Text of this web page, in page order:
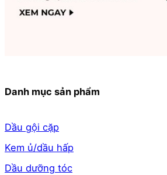
Danh mục sản phẩm
Dầu gội cặp
Kem ủ/dầu hấp
Dầu dưỡng tóc